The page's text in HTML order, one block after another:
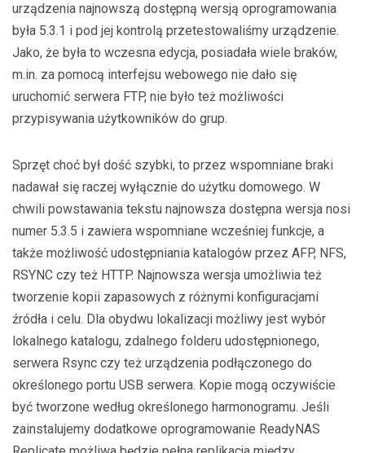
urządzenia najnowszą dostępną wersją oprogramowania
była 5.3.1 i pod jej kontrolą przetestowaliśmy urządzenie.
Jako, że była to wczesna edycja, posiadała wiele braków,
m.in. za pomocą interfejsu webowego nie dało się
uruchomić serwera FTP, nie było też możliwości
przypisywania użytkowników do grup.
Sprzęt choć był dość szybki, to przez wspomniane braki
nadawał się raczej wyłącznie do użytku domowego. W
chwili powstawania tekstu najnowsza dostępna wersja nosi
numer 5.3.5 i zawiera wspomniane wcześniej funkcje, a
także możliwość udostępniania katalogów przez AFP, NFS,
RSYNC czy też HTTP. Najnowsza wersja umożliwia też
tworzenie kopii zapasowych z różnymi konfiguracjami
źródła i celu. Dla obydwu lokalizacji możliwy jest wybór
lokalnego katalogu, zdalnego folderu udostępnionego,
serwera Rsync czy też urządzenia podłączonego do
określonego portu USB serwera. Kopie mogą oczywiście
być tworzone według określonego harmonogramu. Jeśli
zainstalujemy dodatkowe oprogramowanie ReadyNAS